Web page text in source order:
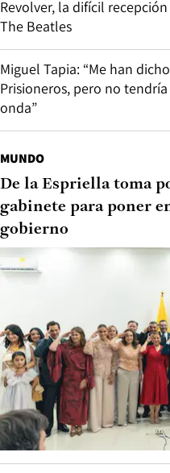
Revolver, la difícil
The Beatles
Miguel Tapia: “Me han
Prisioneros, pero no
onda”
MUNDO
De la Espriella toma
gabinete para poner
gobierno